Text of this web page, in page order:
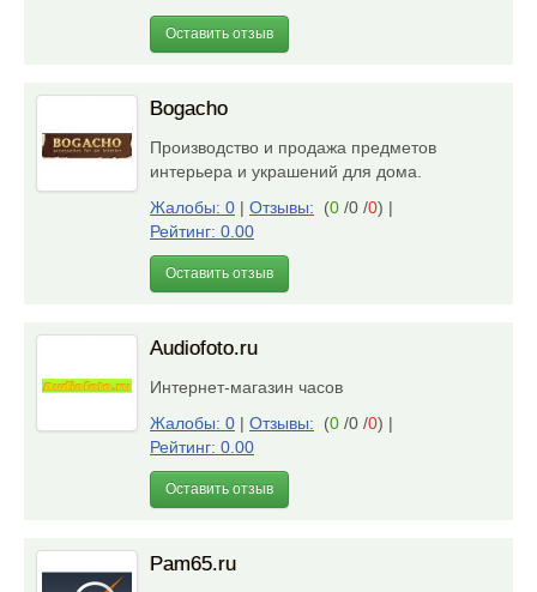
Оставить отзыв
Bogacho
Производство и продажа предметов
интерьера и украшений для дома.
Жалобы: 0 | Отзывы: (0 /0 /0) |
Рейтинг: 0.00
Оставить отзыв
Audiofoto.ru
Интернет-магазин часов
Жалобы: 0 | Отзывы: (0 /0 /0) |
Рейтинг: 0.00
Оставить отзыв
Pam65.ru